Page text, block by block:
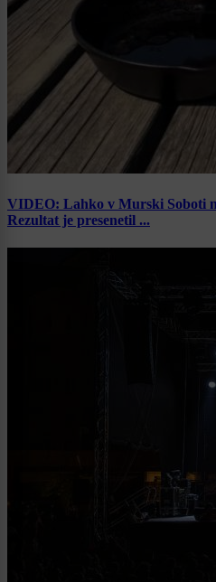
VIDEO: Lahko v Murski Soboti
Rezultat je presenetil ...